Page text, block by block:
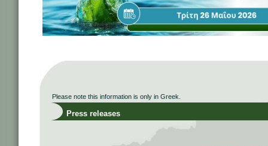
Please note this information is only in Greek.
Press releases